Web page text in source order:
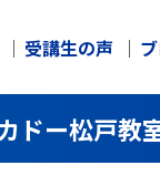
受講生の声
ドー松戸教